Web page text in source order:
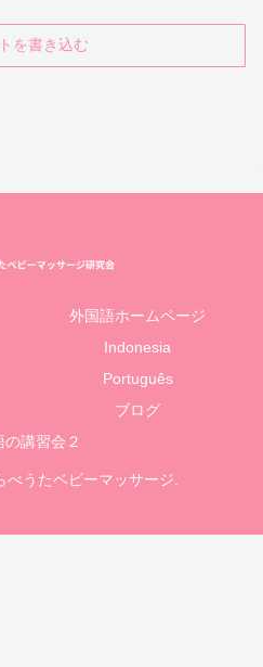
を書き込む
外国語ホームページ
Indonesia
Português
ブログ
の講習会２
うたベビーマッサージ.